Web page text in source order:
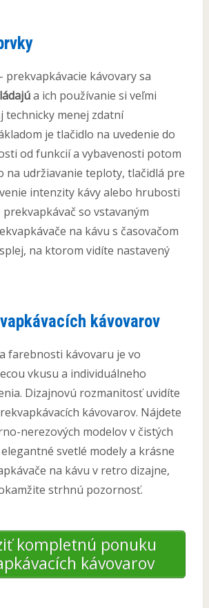
prekvapkávacie kávovary sa
a ich používanie si veľmi
technicky menej zdatní
je tlačidlo na uvedenie do
od funkcií a vybavenosti potom
na udržiavanie teploty, tlačidlá pre
intenzity kávy alebo hrubosti
prekvapkávač so vstavaným
na kávu s časovačom
na ktorom vidíte nastavený
kávovarov
farebnosti kávovaru je vo
vkusu a individuálneho
Dizajnovú rozmanitosť uvidíte
kávovarov. Nájdete
nerezových modelov v čistých
svetlé modely a krásne
na kávu v retro dizajne,
strhnú pozornosť.
kompletnú ponuku
kávovarov